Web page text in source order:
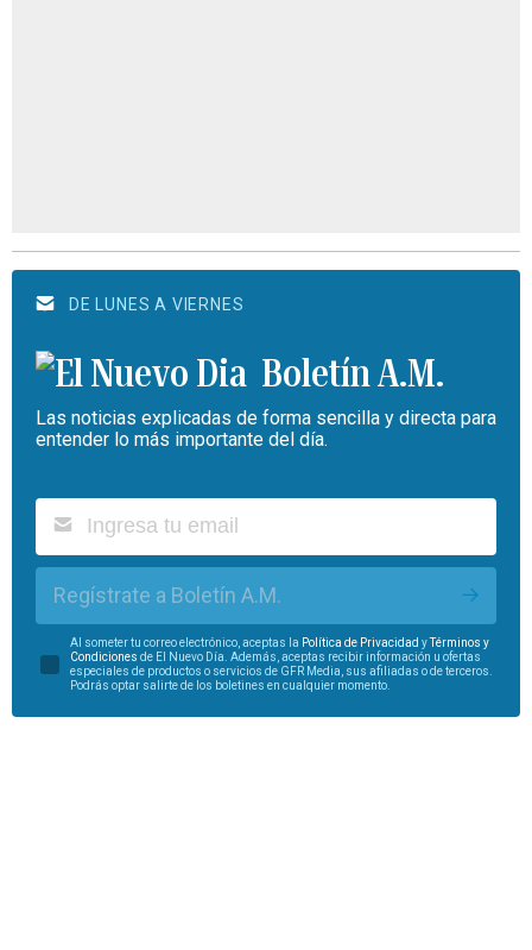
DE LUNES A VIERNES
Boletín A.M.
Las noticias explicadas de forma sencilla y directa para
entender lo más importante del día.
Regístrate a Boletín A.M.
Al someter tu correo electrónico, aceptas la Política de Privacidad yTérminos y
Condiciones de El Nuevo Día. Además, aceptas recibir información u ofertas
especiales de productos o servicios de GFR Media, sus afiliadas o de terceros.
Podrás optar salirte de los boletines en cualquier momento.